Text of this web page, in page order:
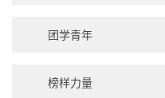
团学青年
榜样力量